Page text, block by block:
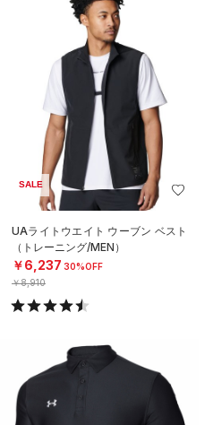
SALE
UAライトウエイト ウーブン ベスト
（トレーニング/MEN）
￥6,237 30%OFF
￥8,910